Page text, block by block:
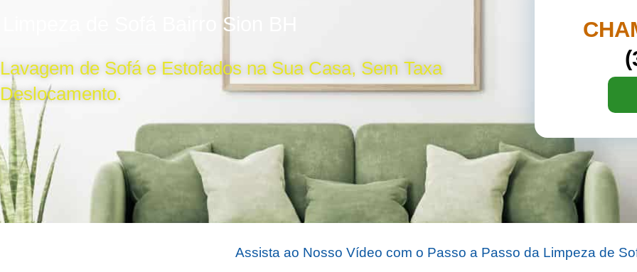
Limpeza de Sofá Bairro Sion BH
Lavagem de Sofá e Estofados na Sua Casa, Sem Taxa
Deslocamento.
Assista ao Nosso Vídeo com o Passo a Passo da Limpeza de